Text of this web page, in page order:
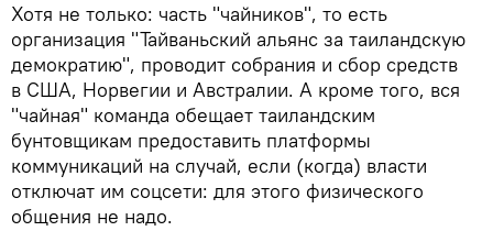
Хотя не только: часть "чайников", то есть
организация "Тайваньский альянс за таиландскую
демократию", проводит собрания и сбор средств
в США, Норвегии и Австралии. А кроме того, вся
"чайная" команда обещает таиландским
бунтовщикам предоставить платформы
коммуникаций на случай, если (когда) власти
отключат им соцсети: для этого физического
общения не надо.